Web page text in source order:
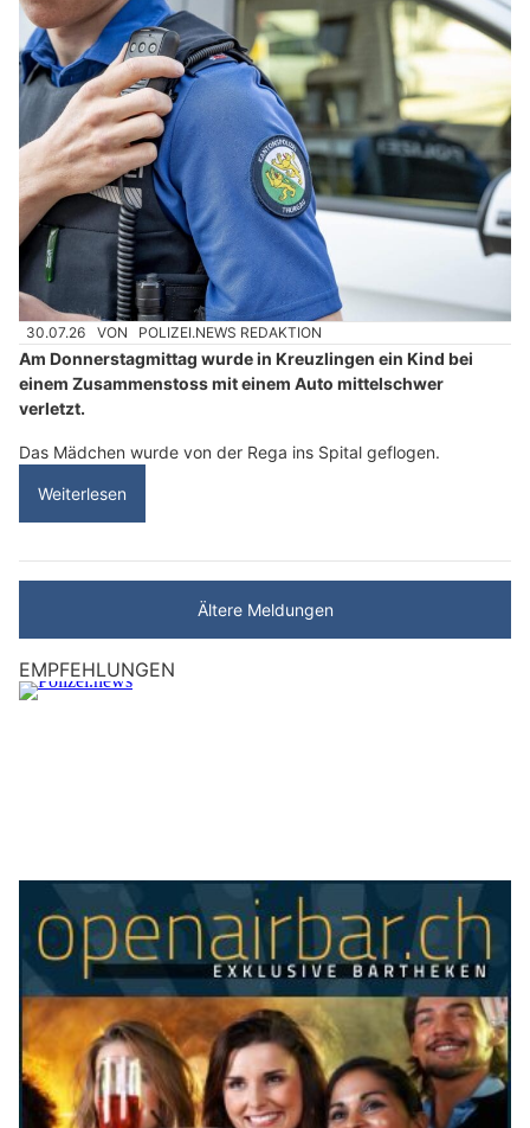
30.07.26 VON POLIZEI.NEWS REDAKTION
Am Donnerstagmittag wurde in Kreuzlingen ein Kind bei
einem Zusammenstoss mit einem Auto mittelschwer
verletzt.
Das Mädchen wurde von der Rega ins Spital geflogen.
Weiterlesen
Ältere Meldungen
EMPFEHLUNGEN